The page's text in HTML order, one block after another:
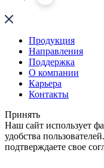
Продукция
Направления
Поддержка
О компании
Карьера
Контакты
Принять
Наш сайт использует
удобства
подтверждаете свое